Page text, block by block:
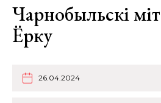
Чарнобыльскі
Ёрку
26.04.2024